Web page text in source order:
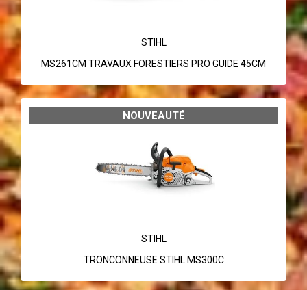
STIHL
MS261CM TRAVAUX FORESTIERS PRO GUIDE 45CM
NOUVEAUTÉ
STIHL
TRONCONNEUSE STIHL MS300C